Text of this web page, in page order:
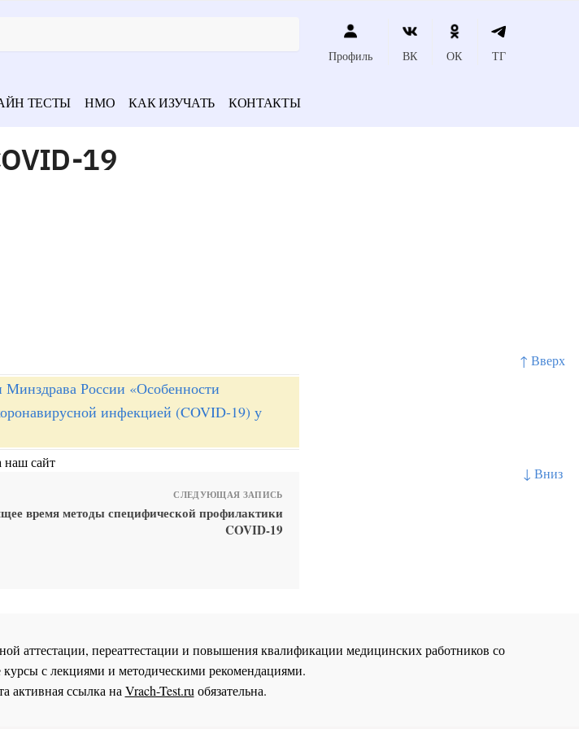
↑ Вверх
↓ Вниз
Профиль ВК ОК ТГ
ТЕСТЫ НМО КАК ИЗУЧАТЬ КОНТАКТЫ
19
России «Особенности
инфекцией (COVID-19) у
наш сайт
СЛЕДУЮЩАЯ ЗАПИСЬ
время методы специфической профилактики
COVID-19
аттестации, переаттестации и повышения квалификации медицинских работников со
с лекциями и методическими рекомендациями.
активная ссылка наVrach-Test.ruобязательна.